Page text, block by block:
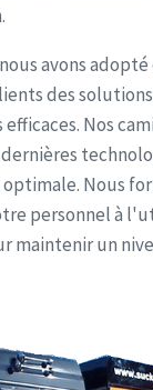
avons
des
Nos
Nous
personnel à
maintenir un